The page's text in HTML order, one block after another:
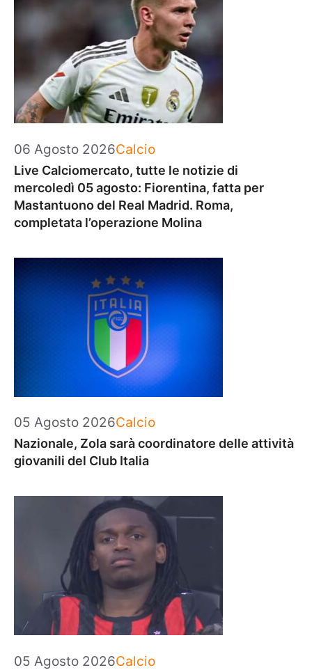
06 Agosto 2026Categorie
Calcio
Live Calciomercato, tutte le notizie di
mercoledì 05 agosto: Fiorentina, fatta per
Mastantuono del Real Madrid. Roma,
completata l’operazione Molina
05 Agosto 2026Categorie
Calcio
Nazionale, Zola sarà coordinatore delle attività
giovanili del Club Italia
05 Agosto 2026Categorie
Calcio